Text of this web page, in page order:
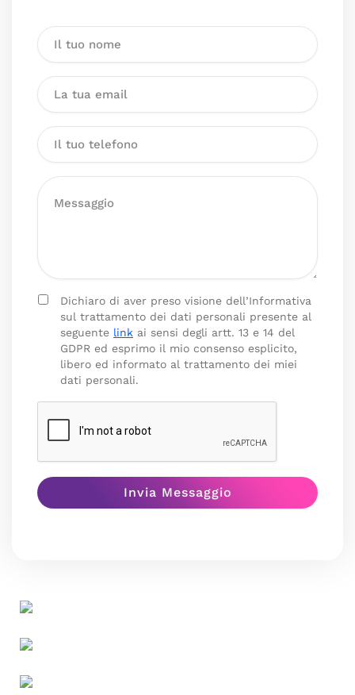
Dichiaro di aver preso visione dell’Informativa
sul trattamento dei dati personali presente al
seguente link ai sensi degli artt. 13 e 14 del
GDPR ed esprimo il mio consenso esplicito,
libero ed informato al trattamento dei miei
dati personali.